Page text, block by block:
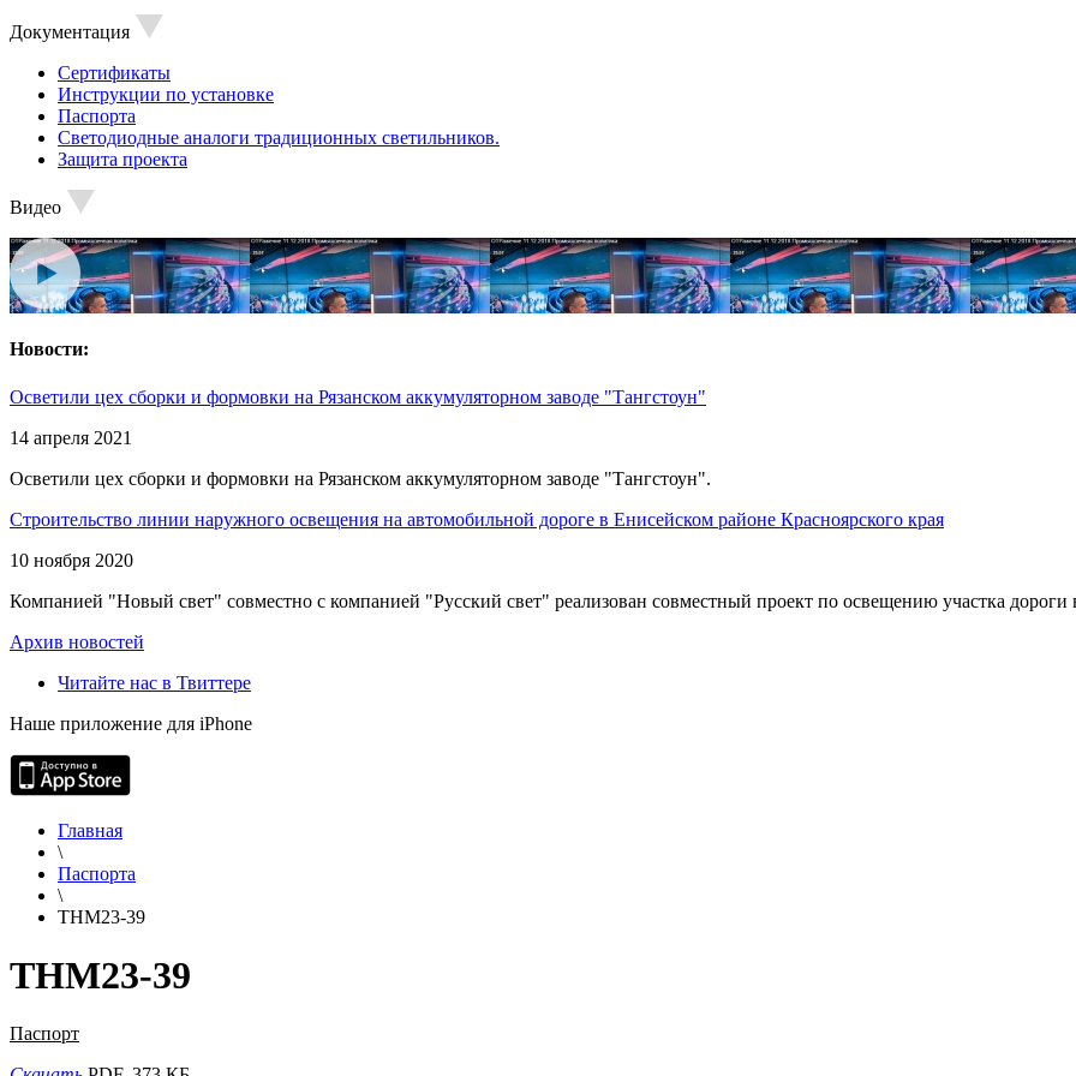
Документация
Сертификаты
Инструкции по установке
Паспорта
Светодиодные аналоги традиционных светильников.
Защита проекта
Видео
Новости:
Осветили цех сборки и формовки на Рязанском аккумуляторном заводе "Тангстоун"
14 апреля 2021
Осветили цех сборки и формовки на Рязанском аккумуляторном заводе "Тангстоун".
Строительство линии наружного освещения на автомобильной дороге в Енисейском районе Красноярского края
10 ноября 2020
Компанией "Новый свет" совместно с компанией "Русский свет" реализован совместный проект по освещению участка дороги
Архив новостей
Читайте нас в Твиттере
Наше приложение для iPhone
Главная
\
Паспорта
\
THM23-39
THM23-39
Паспорт